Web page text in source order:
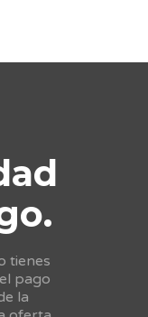
tienes
pago
la